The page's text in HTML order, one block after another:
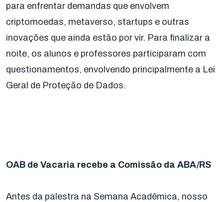
para enfrentar demandas que envolvem
criptomoedas, metaverso, startups e outras
inovações que ainda estão por vir. Para finalizar a
noite, os alunos e professores participaram com
questionamentos, envolvendo principalmente a Lei
Geral de Proteção de Dados.
OAB de Vacaria recebe a Comissão da ABA/RS
Antes da palestra na Semana Acadêmica, nosso